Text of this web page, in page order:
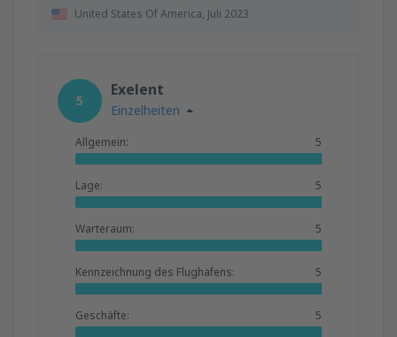
United States Of America, Juli 2023
5
Exelent
Einzelheiten
Allgemein: 5
Lage: 5
Warteraum: 5
Kennzeichnung des Flughafens: 5
Geschäfte: 5